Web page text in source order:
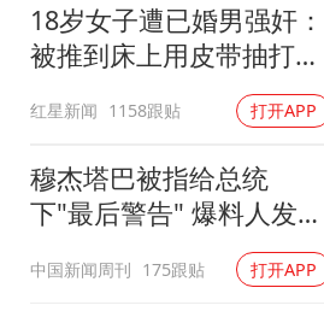
胡彦斌韩磊 谁帮谁
夯实基础开新局
18岁女子遭已婚男强奸：
被推到床上用皮带抽打后
红星新闻 1158跟贴 打开APP
穆杰塔巴被指给总统
下"最后警告" 爆料人发声
中国新闻周刊 175跟贴 打开APP